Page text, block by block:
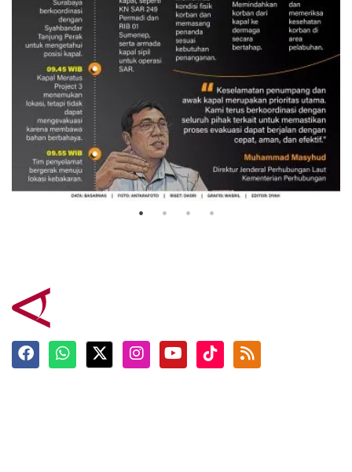
Evakuasi korban kebakaran KM
Mutiara Sentosa 2
3 Agustus 2026